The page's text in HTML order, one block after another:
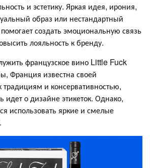
и эстетику. Яркая идея, ирония,
образ или нестандартный
создать эмоциональную связь
лояльность к бренду.
французское вино Little Fuck
Франция известна своей
и консервативностью,
идет о дизайне этикеток. Однако,
использовать яркие и смелые